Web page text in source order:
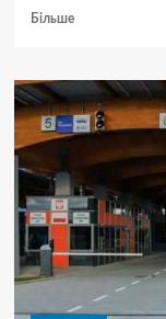
БільшеДокладніше
затримала
IT-
фахівця
столичного
університету,
якого
підозрюють
у
коригуванні
російських
по